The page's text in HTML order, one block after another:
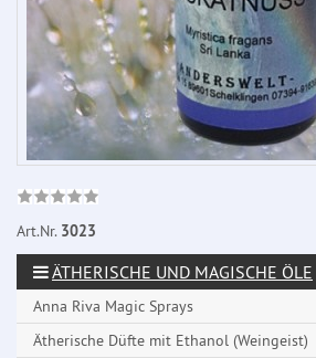
Art.Nr. 3023
ÄTHERISCHE UND MAGISCHE ÖLE
Anna Riva Magic Sprays
Ätherische Düfte mit Ethanol (Weingeist)